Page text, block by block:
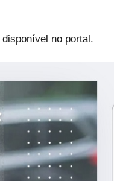
disponível no portal.